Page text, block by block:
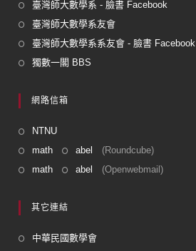
臺灣師大數學系 - 臉書 Facebook
臺灣師大數學系友會
臺灣師大數學系系友會 - 臉書 Facebook
獨數一閣 BBS
網路信箱
NTNU
math
abel
(Roundcube)
math
abel (Openwebmail)
其它連結
中華民國數學會